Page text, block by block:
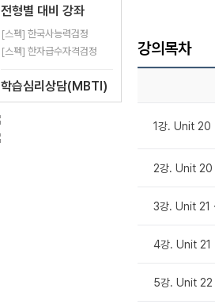
전형별 대비 강좌
[스펙] 한국사능력검정
[스펙] 한자급수자격검정
학습심리상담(MBTI)
강의목차
1강. Unit 20
2강. Unit 20
3강. Unit 21
4강. Unit 21
5강. Unit 22